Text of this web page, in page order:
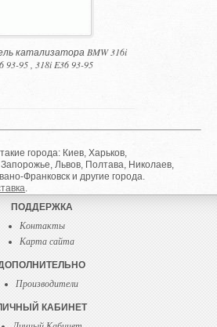
катализатора BMW 316i
93-95 , 318i E36 93-95
города: Киев, Харьков,
Львов, Полтава, Николаев,
Франковск и другие города.
.
ПОДДЕРЖКА
Контакты
Карта сайта
Производители
КАБИНЕТ